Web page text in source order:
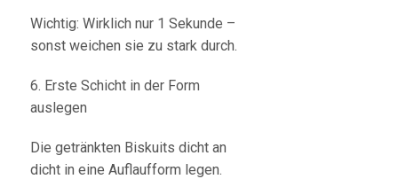
Wichtig: Wirklich nur 1 Sekunde –
sonst weichen sie zu stark durch.
6. Erste Schicht in der Form
auslegen
Die getränkten Biskuits dicht an
dicht in eine Auflaufform legen.